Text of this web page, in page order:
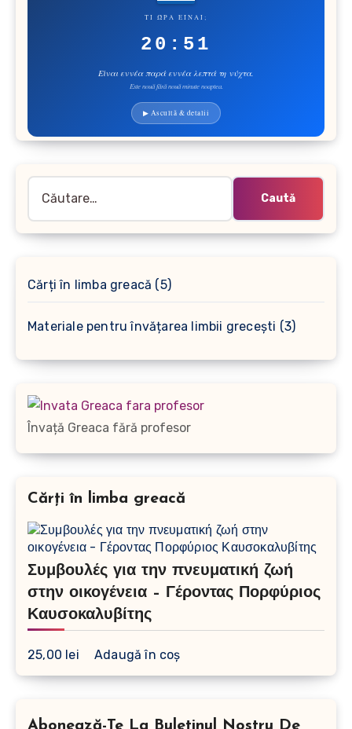
ΤΙ ΏΡΑ ΕΊΝΑΙ;
20:51
Είναι εννέα παρά εννέα λεπτά τη νύχτα.
Este nouă fără nouă minute noaptea.
▶ Ascultă & detalii
după:
Cărți în limba greacă 55
produse
Materiale pentru învățarea limbii grecești
33
Învață Greaca fără profesor
Cărți în limba greacă
Συμβουλές για την πνευματική ζωή
στην οικογένεια – Γέροντας Πορφύριος
Καυσοκαλυβίτης
25,00 lei Adaugă în coș